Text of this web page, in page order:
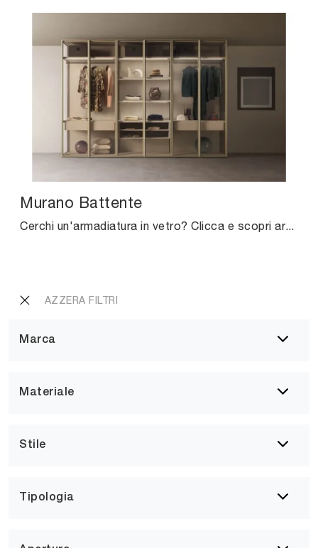
AZZERA FILTRI
Marca
Materiale
Stile
Tipologia
Murano Battente
Cerchi un'armadiatura in vetro? Clicca e scopri armadi a muro con ante battenti di Pianca.